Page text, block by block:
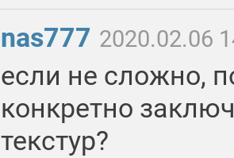
nas777 2020.02.06
если не сложно,
конкретно
текстур?